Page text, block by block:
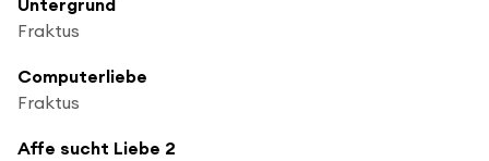
Fraktus
Computerliebe
Fraktus
Affe sucht Liebe 2